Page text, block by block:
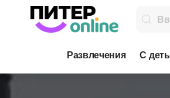
Развлечения С